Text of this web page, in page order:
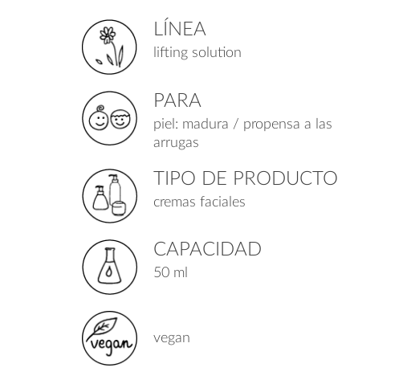
LÍNEA
lifting solution
PARA
piel: madura / propensa a las
arrugas
TIPO DE PRODUCTO
cremas faciales
CAPACIDAD
50 ml
vegan